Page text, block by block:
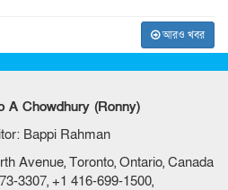
আরও খবর
A Chowdhury (Ronny)
Bappi Rahman
Avenue, Toronto, Ontario, Canada
3307, +1 416-699-1500,